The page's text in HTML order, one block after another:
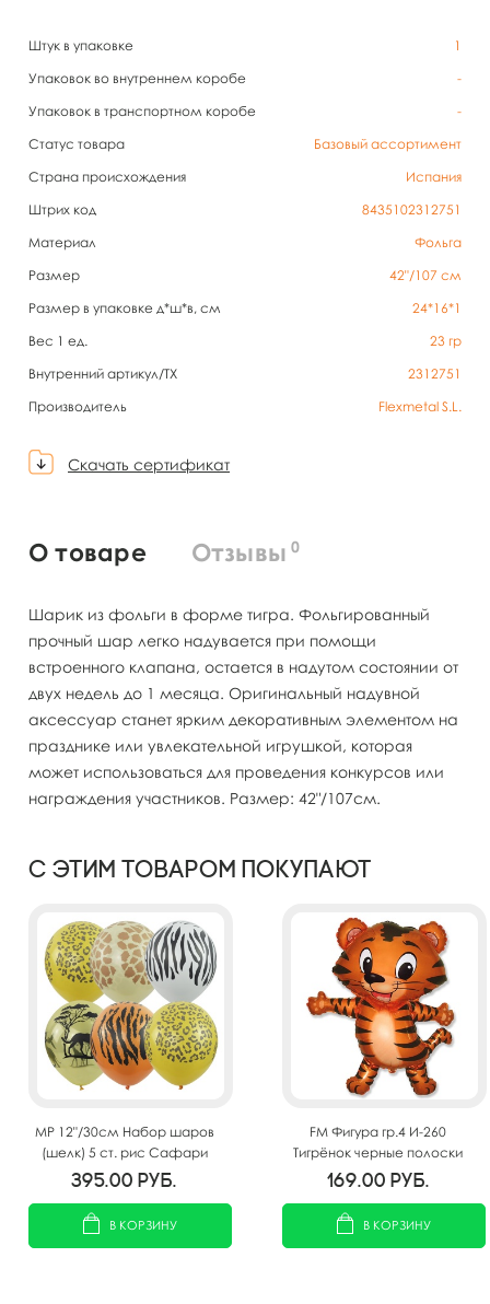
Штук в упаковке
1
Упаковок во внутреннем коробе
-
Упаковок в транспортном коробе
-
Статус товара
Базовый ассортимент
Страна происхождения
Испания
Штрих код
8435102312751
Материал
Фольга
Размер
42"/107 см
Размер в упаковке д*ш*в, см
24*16*1
Вес 1 ед.
23 гр
Внутренний артикул/TX
2312751
Производитель
Flexmetal S.L.
Скачать сертификат
О товаре Отзывы 0
Шарик из фольги в форме тигра. Фольгированный
прочный шар легко надувается при помощи
встроенного клапана, остается в надутом состоянии от
двух недель до 1 месяца. Оригинальный надувной
аксессуар станет ярким декоративным элементом на
празднике или увлекательной игрушкой, которая
может использоваться для проведения конкурсов или
награждения участников. Размер: 42"/107см.
С этим товаром покупают
MP 12"/30см Набор шаров
(шелк) 5 ст. рис Сафари
25шт
395.00 руб.
В КОРЗИНУ
FM Фигура гр.4 И-260
Тигрёнок черные полоски
92см х 72см
169.00 руб.
В КОРЗИНУ